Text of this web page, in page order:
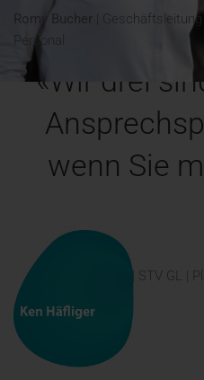
Romy Bucher
|
Personal
«Wir drei
wenn Sie
Ken Häfliger | STV GL |